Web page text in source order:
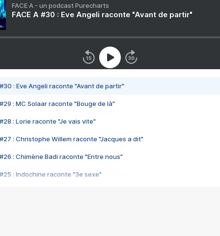
FACE A - un podcast Purecharts
FACE A #30 : Eve Angeli raconte "Avant de partir"
#30 : Eve Angeli raconte "Avant de partir"
#29 : MC Solaar raconte "Bouge de là"
#28 : Lorie raconte "Je vais vite"
#27 : Christophe Willem raconte "Jacques a dit"
#26 : Chimène Badi raconte "Entre nous"
#25 : Indochine raconte "3e sexe"